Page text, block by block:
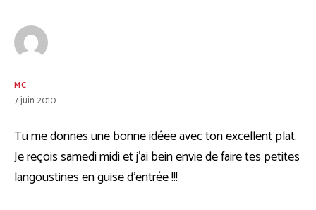
MC
7 juin 2010
Tu me donnes une bonne idéee avec ton excellent plat.
Je reçois samedi midi et j’ai bein envie de faire tes petites
langoustines en guise d’entrée !!!